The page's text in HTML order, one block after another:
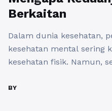
Berkaitan
Dalam dunia kesehatan,
kesehatan mental sering
kesehatan fisik. Namun,
farmasi yang semakin
BY